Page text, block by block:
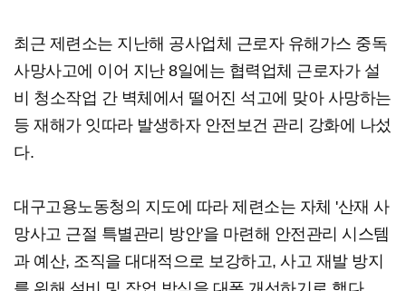
최근 제련소는 지난해 공사업체 근로자 유해가스 중독
사망사고에 이어 지난 8일에는 협력업체 근로자가 설
비 청소작업 간 벽체에서 떨어진 석고에 맞아 사망하는
등 재해가 잇따라 발생하자 안전보건 관리 강화에 나섰
다.
대구고용노동청의 지도에 따라 제련소는 자체 '산재 사
망사고 근절 특별관리 방안'을 마련해 안전관리 시스템
과 예산, 조직을 대대적으로 보강하고, 사고 재발 방지